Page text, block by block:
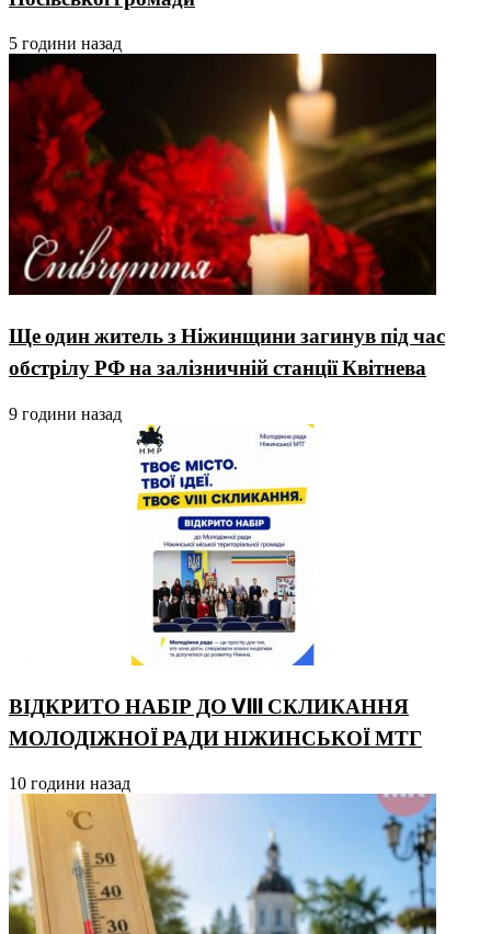
5 години назад
Ще один житель з Ніжинщини загинув під час
обстрілу РФ на залізничній станції Квітнева
9 години назад
ВІДКРИТО НАБІР ДО VIII СКЛИКАННЯ
МОЛОДІЖНОЇ РАДИ НІЖИНСЬКОЇ МТГ
10 години назад